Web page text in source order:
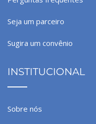
Seja um parceiro
Sugira um convênio
INSTITUCIONAL
Sobre nós